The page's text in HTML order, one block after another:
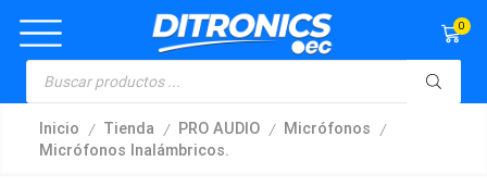
0
Inicio / Tienda / PRO AUDIO / Micrófonos /
Micrófonos Inalámbricos.